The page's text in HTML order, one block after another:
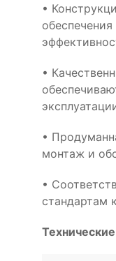
•
•
•
монтаж и
•
стандартам